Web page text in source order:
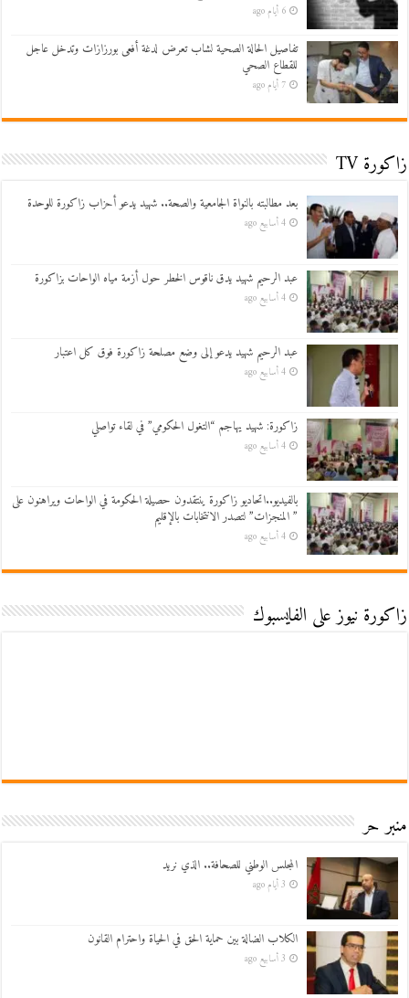
6 أيام ago
تفاصيل الحالة الصحية لشاب تعرض لدغة أفعى بورزازات وتدخل عاجل
للقطاع الصحي
7 أيام ago
زاكورة TV
بعد مطالبته بالنواة الجامعية والصحة.. شهيد يدعو أحزاب زاكورة للوحدة
4 أسابيع ago
عبد الرحيم شهيد يدق ناقوس الخطر حول أزمة مياه الواحات بزاكورة
4 أسابيع ago
عبد الرحيم شهيد يدعو إلى وضع مصلحة زاكورة فوق كل اعتبار
4 أسابيع ago
زاكورة: شهيد يهاجم “التغول الحكومي” في لقاء تواصلي
4 أسابيع ago
بالفيديو..اتحاديو زاكورة ينتقدون حصيلة الحكومة في الواحات ويراهنون على
” المنجزات” لتصدر الانتخابات بالإقليم
4 أسابيع ago
زاكورة نيوز على الفايسبوك
منبر حر
المجلس الوطني للصحافة.. الذي نريد
3 أيام ago
الكلاب الضالة بين حماية الحق في الحياة واحترام القانون
3 أسابيع ago